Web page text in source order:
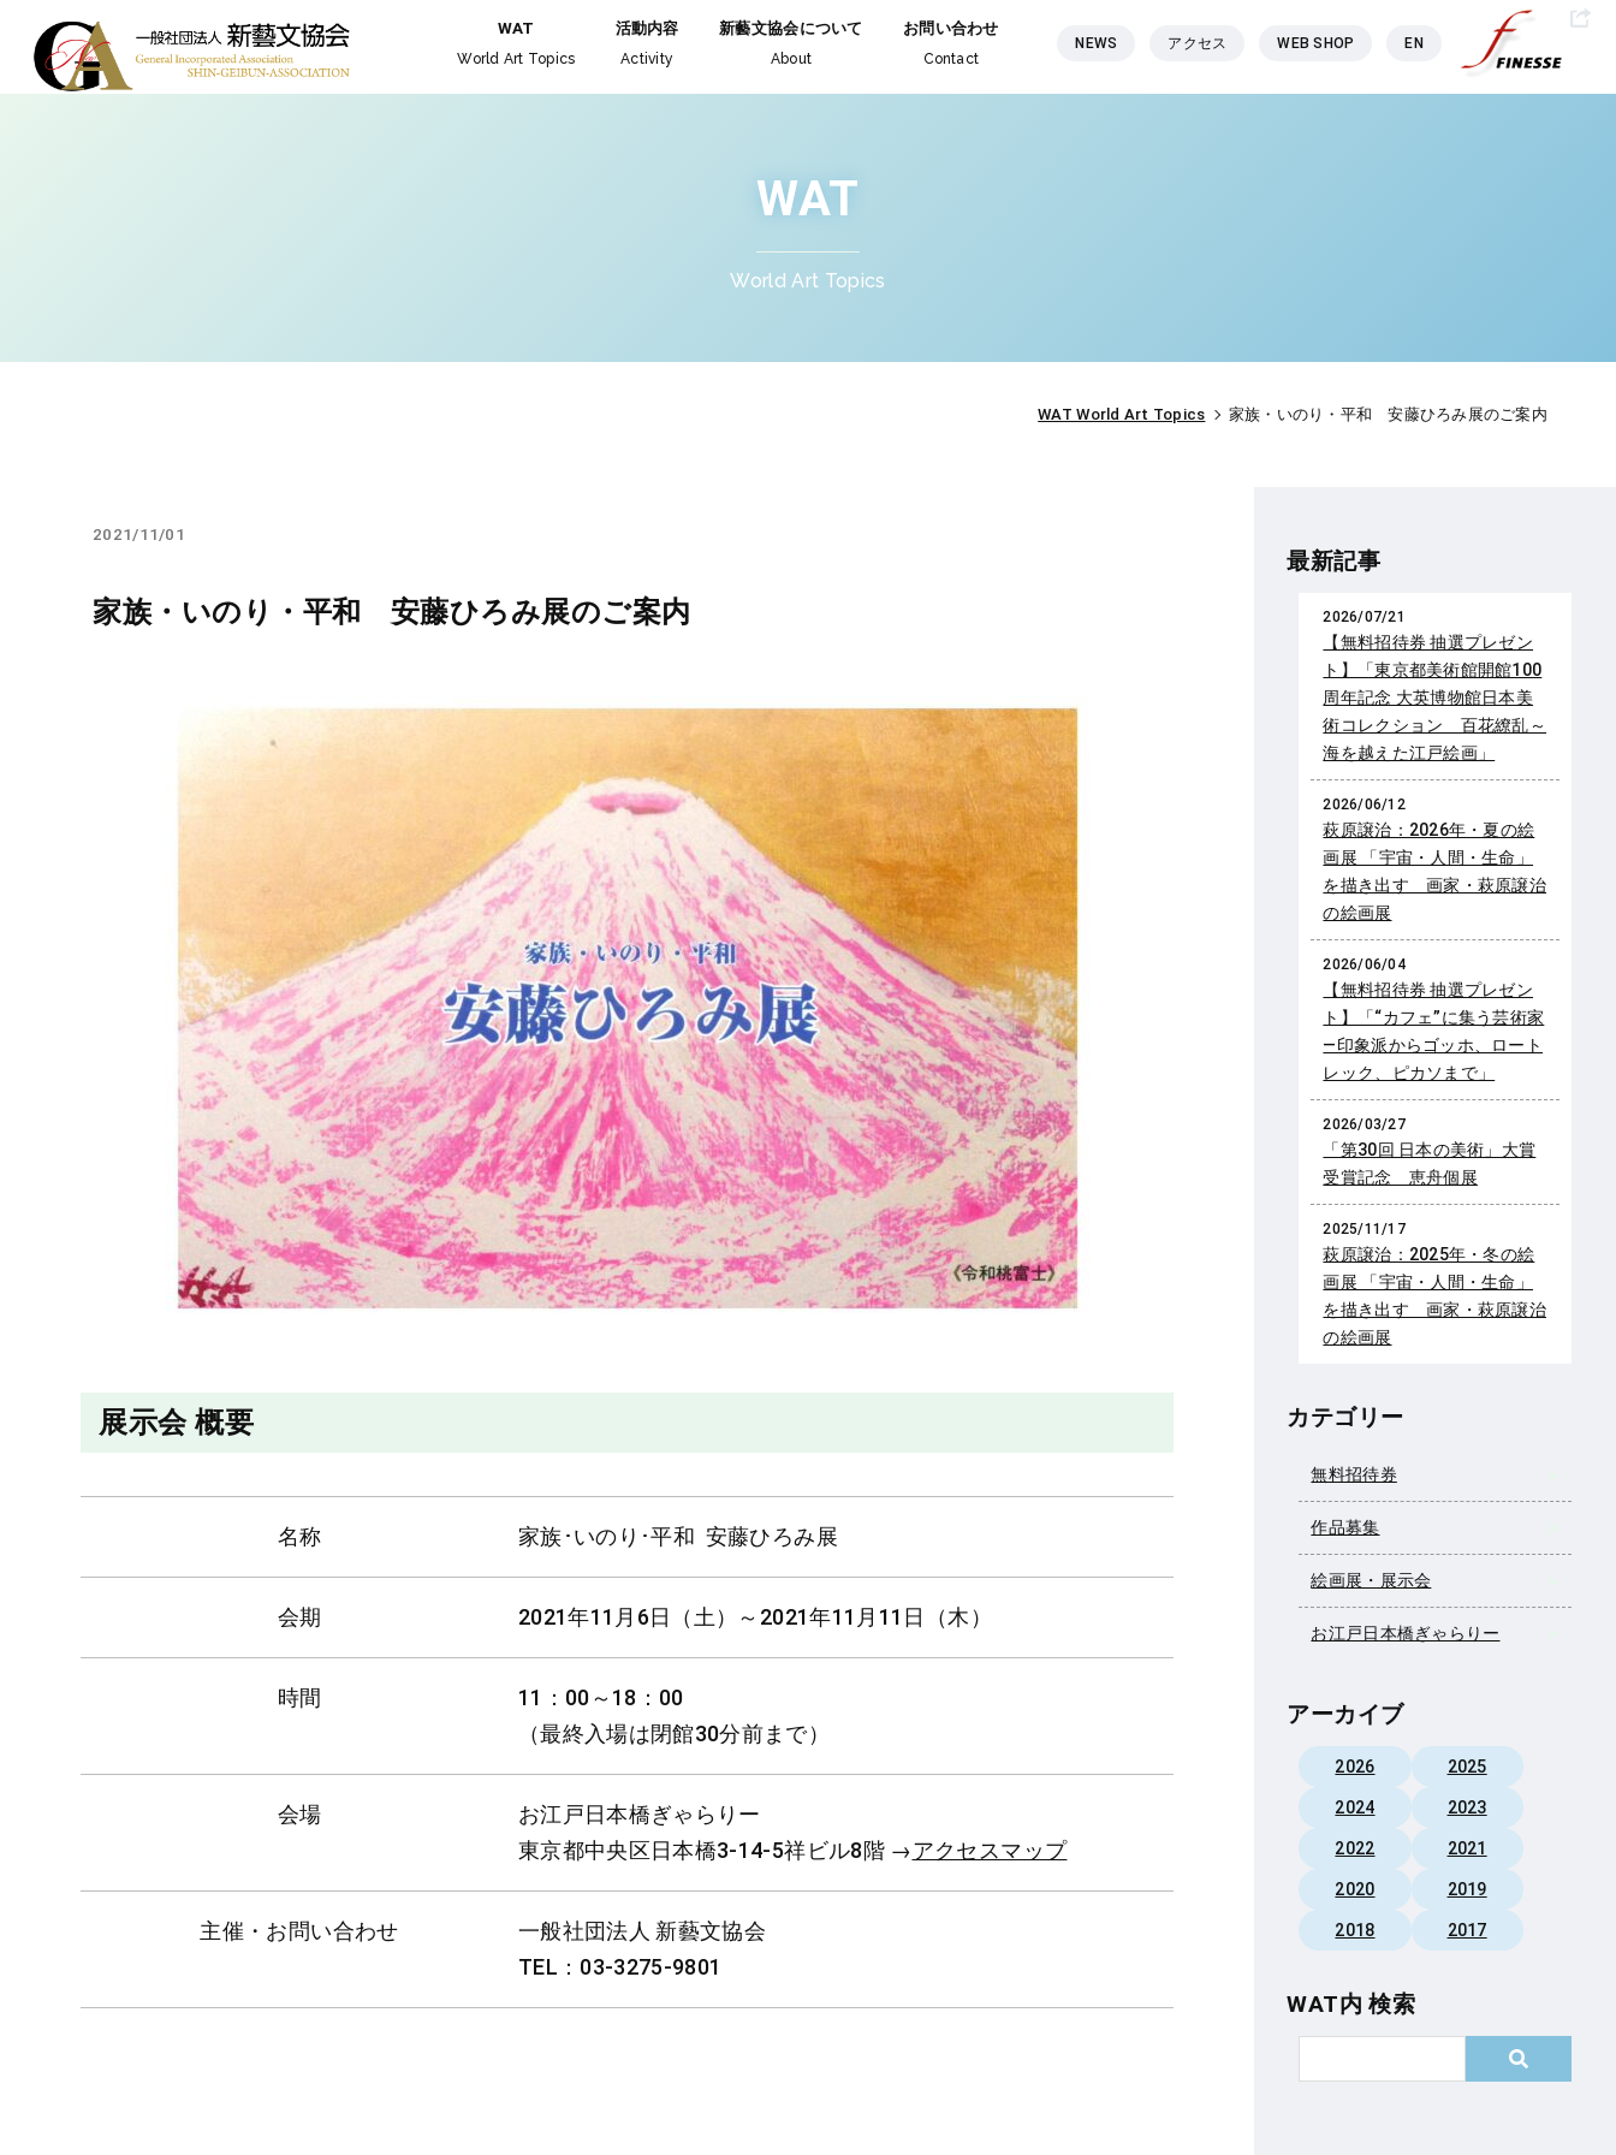
WAT
World Art Topics
活動内容
Activity
新藝文協会について
About
お問い合わせ
Contact
NEWS アクセス WEB SHOP EN
WAT
World Art Topics
WAT World Art Topics 家族・いのり・平和 安藤ひろみ展のご案内
2021/11/01
家族・いのり・平和 安藤ひろみ展のご案内
展示会 概要
名称 家族･いのり･平和 安藤ひろみ展
会期 2021年11月6日（土）～2021年11月11日（木）
時間
11：00～18：00
（最終入場は閉館30分前まで）
会場
お江戸日本橋ぎゃらりー
東京都中央区日本橋3-14-5祥ビル8階 →アクセスマップ
主催・お問い合わせ
一般社団法人 新藝文協会
TEL：03-3275-9801
最新記事
2026/07/21
【無料招待券 抽選プレゼン
ト】「東京都美術館開館100
周年記念 大英博物館日本美
術コレクション 百花繚乱～
海を越えた江戸絵画」
2026/06/12
萩原譲治：2026年・夏の絵
画展 「宇宙・人間・生命」
を描き出す 画家・萩原譲治
の絵画展
2026/06/04
【無料招待券 抽選プレゼン
ト】「“カフェ”に集う芸術家
―印象派からゴッホ、ロート
レック、ピカソまで」
2026/03/27
「第30回 日本の美術」大賞
受賞記念 恵舟個展
2025/11/17
萩原譲治：2025年・冬の絵
画展 「宇宙・人間・生命」
を描き出す 画家・萩原譲治
の絵画展
カテゴリー
無料招待券
作品募集
絵画展・展示会
お江戸日本橋ぎゃらりー
アーカイブ
2026 2025
2024 2023
2022 2021
2020 2019
2018 2017
WAT内 検索